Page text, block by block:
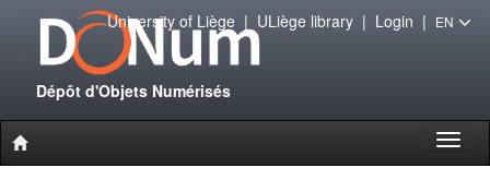
Dépôt d'Objets Numérisés
University of Liège| ULiège library| Login | EN